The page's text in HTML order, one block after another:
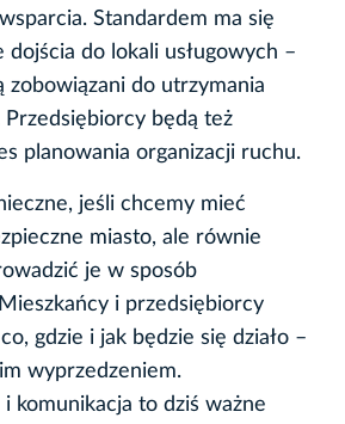
Standardem ma się
dojścia do lokali usługowych –
zobowiązani do utrzymania
Przedsiębiorcy będą też
planowania organizacji ruchu.
jeśli chcemy mieć
miasto, ale równie
je w sposób
i przedsiębiorcy
gdzie i jak będzie się działo –
wyprzedzeniem.
komunikacja to dziś ważne